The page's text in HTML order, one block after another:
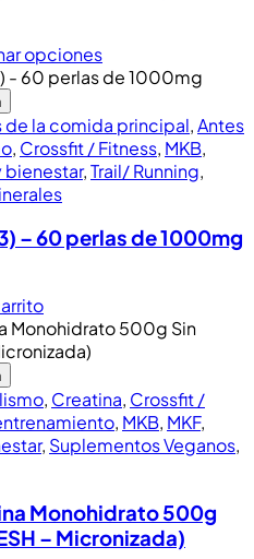
opciones
de la comida principal,Antes
, Crossfit / Fitness, MKB,
bienestar,Trail/ Running,
– 60 perlas de 1000mg
, Creatina, Crossfit /
, MKB, MKF,
, Suplementos Veganos,
Monohidrato 500g
– Micronizada)